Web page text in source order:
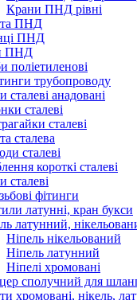
Крани ПНД рівні
ПНД
ПНД
ПНД
поліетиленові
трубопроводу
сталеві анадовані
сталеві
сталеві
сталева
сталеві
короткі сталеві
сталеві
фітинги
латунні, кран букси
латунний,
Ніпель нікельований
Ніпель латунний
Ніпелі хромовані
сполучний для
хромовані, нікель,